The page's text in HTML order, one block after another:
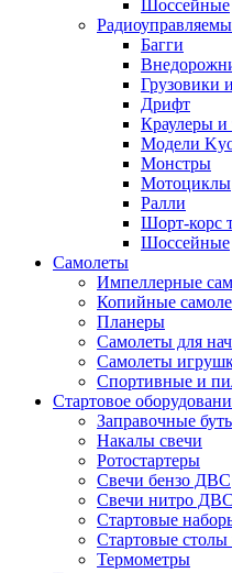
Шоссейные
Багги
Грузовики
Дрифт
Краулеры и
Модели
Монстры
Мотоциклы
Ралли
Шорт-корс
Шоссейные
Самолеты
Импеллерные
Копийные
Планеры
Самолеты для
Самолеты
Спортивные и
Стартовое
Заправочные
Накалы свечи
Ротостартеры
Свечи бензо ДВС
Свечи нитро ДВС
Стартовые
Стартовые столы
Термометры